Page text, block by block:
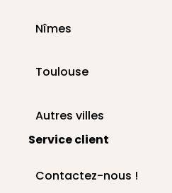
Nîmes
Toulouse
Autres villes
Service client
Contactez-nous !